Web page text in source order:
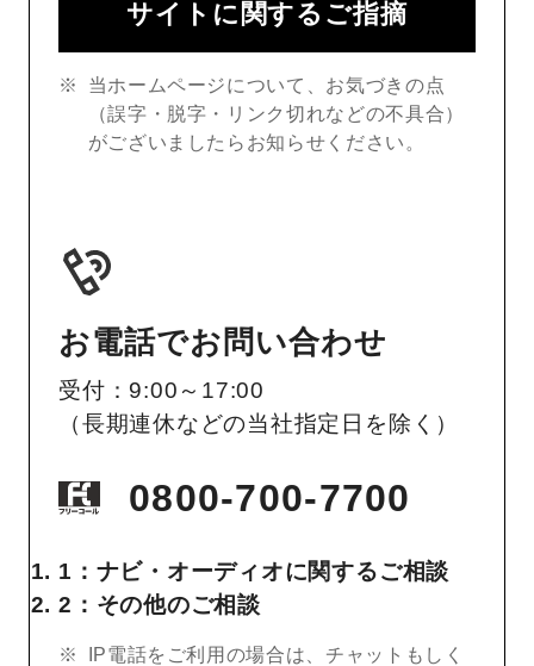
サイトに関するご指摘
当ホームページについて、お気づきの点
（誤字・脱字・リンク切れなどの不具合）
がございましたらお知らせください。
お電話でお問い合わせ
受付：9:00～17:00
（長期連休などの当社指定日を除く）
0800-700-7700
1：ナビ・オーディオに関するご相談
2：その他のご相談
IP電話をご利用の場合は、チャットもしく